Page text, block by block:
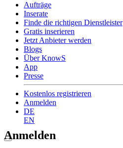
Aufträge
Inserate
Finde die richtigen Dienstleister
Gratis inserieren
Jetzt Anbieter werden
Blogs
Über KnowS
App
Presse
Kostenlos registrieren
Anmelden
DE
EN
Anmelden